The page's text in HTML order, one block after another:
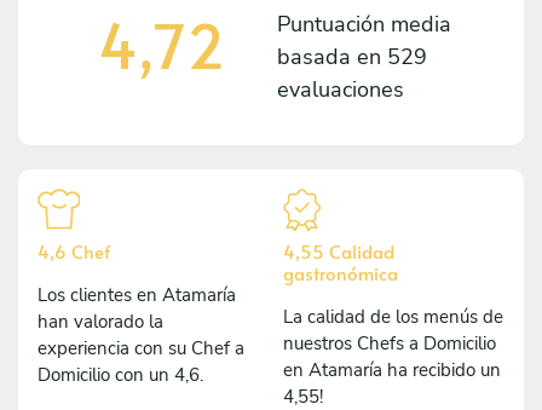
4,72
Puntuación media
basada en 529
evaluaciones
4,6 Chef
Los clientes en Atamaría
han valorado la
experiencia con su Chef a
Domicilio con un 4,6.
4,55 Calidad
gastronómica
La calidad de los menús de
nuestros Chefs a Domicilio
en Atamaría ha recibido un
4,55!